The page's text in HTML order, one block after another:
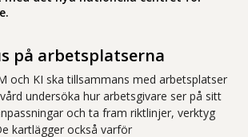
på arbetsplatserna
och KI ska tillsammans med arbetsplatser
undersöka hur arbetsgivare ser på sitt
och ta fram riktlinjer, verktyg
kartlägger också varför